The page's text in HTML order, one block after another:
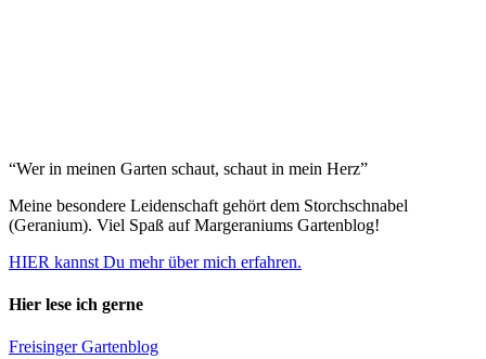
“Wer in meinen Garten schaut, schaut in mein Herz”
Meine besondere Leidenschaft gehört dem Storchschnabel
(Geranium). Viel Spaß auf Margeraniums Gartenblog!
HIER kannst Du mehr über mich erfahren.
Hier lese ich gerne
Freisinger Gartenblog